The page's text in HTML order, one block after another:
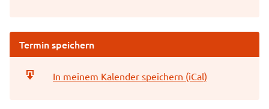
Termin speichern
In meinem Kalender speichern (iCal)